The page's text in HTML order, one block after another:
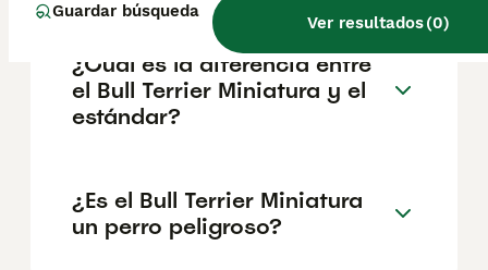
Guardar búsqueda
Ver resultados(0)
¿Cuál es la diferencia entre
el Bull Terrier Miniatura y el
estándar?
¿Es el Bull Terrier Miniatura
un perro peligroso?